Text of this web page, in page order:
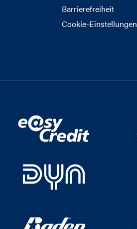
Barrierefreiheit
Cookie-Einstellungen